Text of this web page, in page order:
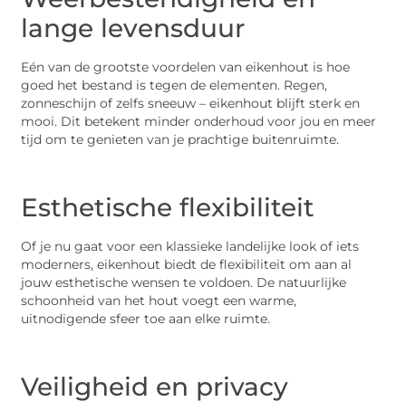
lange levensduur
Eén van de grootste voordelen van eikenhout is hoe
goed het bestand is tegen de elementen. Regen,
zonneschijn of zelfs sneeuw – eikenhout blijft sterk en
mooi. Dit betekent minder onderhoud voor jou en meer
tijd om te genieten van je prachtige buitenruimte.
Esthetische flexibiliteit
Of je nu gaat voor een klassieke landelijke look of iets
moderners, eikenhout biedt de flexibiliteit om aan al
jouw esthetische wensen te voldoen. De natuurlijke
schoonheid van het hout voegt een warme,
uitnodigende sfeer toe aan elke ruimte.
Veiligheid en privacy